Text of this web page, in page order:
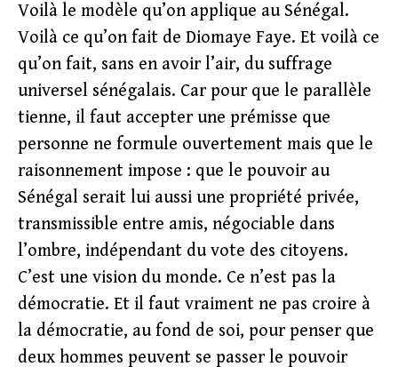
Voilà le modèle qu’on applique au Sénégal.
Voilà ce qu’on fait de Diomaye Faye. Et voilà ce
qu’on fait, sans en avoir l’air, du suffrage
universel sénégalais. Car pour que le parallèle
tienne, il faut accepter une prémisse que
personne ne formule ouvertement mais que le
raisonnement impose : que le pouvoir au
Sénégal serait lui aussi une propriété privée,
transmissible entre amis, négociable dans
l’ombre, indépendant du vote des citoyens.
C’est une vision du monde. Ce n’est pas la
démocratie. Et il faut vraiment ne pas croire à
la démocratie, au fond de soi, pour penser que
deux hommes peuvent se passer le pouvoir